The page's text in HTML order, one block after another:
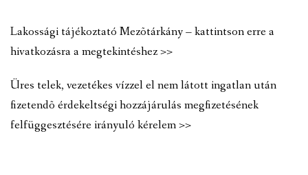
Lakossági tájékoztató Mezõtárkány – kattintson erre a
hivatkozásra a megtekintéshez >>
Üres telek, vezetékes vízzel el nem látott ingatlan után
fizetendõ érdekeltségi hozzájárulás megfizetésének
felfüggesztésére irányuló kérelem >>